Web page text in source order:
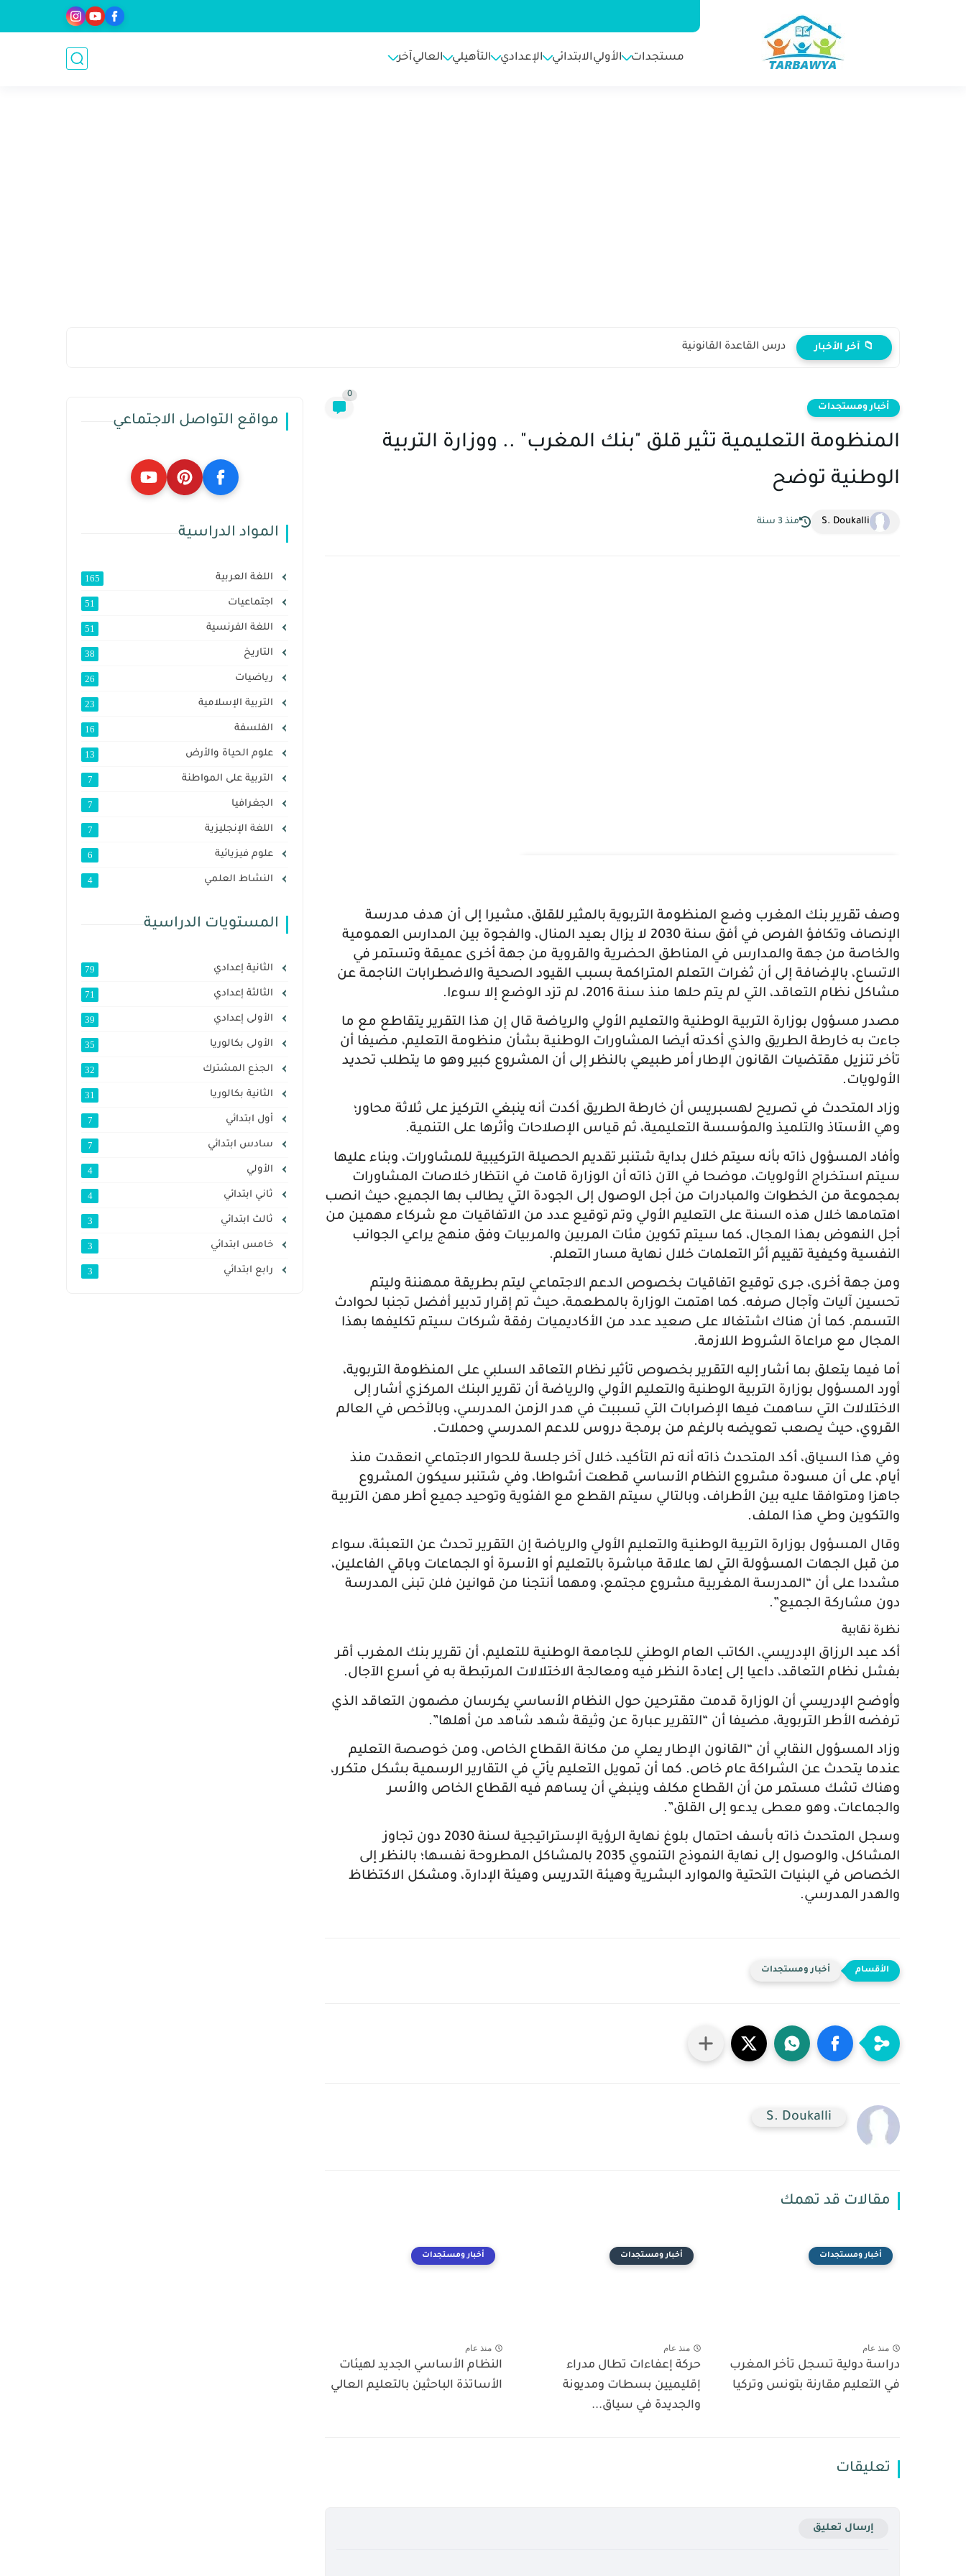
مستجدات الأوليالابتدائي الإعدادي التأهيلي العاليآخر
📁 آخر الأخبار درس القاعدة القانونية
أخبار ومستجدات
0
المنظومة التعليمية تثير قلق "بنك المغرب" .. ووزارة التربية
الوطنية توضح‬
S. Doukalli منذ 3 سنة
وصف تقرير بنك المغرب وضع المنظومة التربوية بالمثير للقلق، مشيرا إلى أن هدف مدرسة
الإنصاف وتكافؤ الفرص في أفق سنة 2030 لا يزال بعيد المنال، والفجوة بين المدارس العمومية
والخاصة من جهة والمدارس في المناطق الحضرية والقروية من جهة أخرى عميقة وتستمر في
الاتساع، بالإضافة إلى أن ثغرات التعلم المتراكمة بسبب القيود الصحية والاضطرابات الناجمة عن
مشاكل نظام التعاقد، التي لم يتم حلها منذ سنة 2016، لم تزد الوضع إلا سوءا.
مصدر مسؤول بوزارة التربية الوطنية والتعليم الأولي والرياضة قال إن هذا التقرير يتقاطع مع ما
جاءت به خارطة الطريق والذي أكدته أيضا المشاورات الوطنية بشأن منظومة التعليم، مضيفا أن
تأخر تنزيل مقتضيات القانون الإطار أمر طبيعي بالنظر إلى أن المشروع كبير وهو ما يتطلب تحديد
الأولويات.
وزاد المتحدث في تصريح لهسبريس أن خارطة الطريق أكدت أنه ينبغي التركيز على ثلاثة محاور؛
وهي الأستاذ والتلميذ والمؤسسة التعليمية، ثم قياس الإصلاحات وأثرها على التنمية.
وأفاد المسؤول ذاته بأنه سيتم خلال بداية شتنبر تقديم الحصيلة التركيبية للمشاورات، وبناء عليها
سيتم استخراج الأولويات، موضحا في الآن ذاته أن الوزارة قامت في انتظار خلاصات المشاورات
بمجموعة من الخطوات والمبادرات من أجل الوصول إلى الجودة التي يطالب بها الجميع، حيث انصب
اهتمامها خلال هذه السنة على التعليم الأولي وتم توقيع عدد من الاتفاقيات مع شركاء مهمين من
أجل النهوض بهذا المجال، كما سيتم تكوين مئات المربين والمربيات وفق منهج يراعي الجوانب
النفسية وكيفية تقييم أثر التعلمات خلال نهاية مسار التعلم.
ومن جهة أخرى، جرى توقيع اتفاقيات بخصوص الدعم الاجتماعي ليتم بطريقة ممهننة وليتم
تحسين آليات وآجال صرفه. كما اهتمت الوزارة بالمطعمة، حيث تم إقرار تدبير أفضل تجنبا لحوادث
التسمم. كما أن هناك اشتغالا على صعيد عدد من الأكاديميات رفقة شركات سيتم تكليفها بهذا
المجال مع مراعاة الشروط اللازمة.
أما فيما يتعلق بما أشار إليه التقرير بخصوص تأثير نظام التعاقد السلبي على المنظومة التربوية،
أورد المسؤول بوزارة التربية الوطنية والتعليم الأولي والرياضة أن تقرير البنك المركزي أشار إلى
الاختلالات التي ساهمت فيها الإضرابات التي تسببت في هدر الزمن المدرسي، وبالأخص في العالم
القروي، حيث يصعب تعويضه بالرغم من برمجة دروس للدعم المدرسي وحملات.
وفي هذا السياق، أكد المتحدث ذاته أنه تم التأكيد، خلال آخر جلسة للحوار الاجتماعي انعقدت منذ
أيام، على أن مسودة مشروع النظام الأساسي قطعت أشواطا، وفي شتنبر سيكون المشروع
جاهزا ومتوافقا عليه بين الأطراف، وبالتالي سيتم القطع مع الفئوية وتوحيد جميع أطر مهن التربية
والتكوين وطي هذا الملف.
وقال المسؤول بوزارة التربية الوطنية والتعليم الأولي والرياضة إن التقرير تحدث عن التعبئة، سواء
من قبل الجهات المسؤولة التي لها علاقة مباشرة بالتعليم أو الأسرة أو الجماعات وباقي الفاعلين،
مشددا على أن “المدرسة المغربية مشروع مجتمع، ومهما أنتجنا من قوانين فلن تبنى المدرسة
دون مشاركة الجميع”.
نظرة نقابية
أكد عبد الرزاق الإدريسي، الكاتب العام الوطني للجامعة الوطنية للتعليم، أن تقرير بنك المغرب أقر
بفشل نظام التعاقد، داعيا إلى إعادة النظر فيه ومعالجة الاختلالات المرتبطة به في أسرع الآجال.
وأوضح الإدريسي أن الوزارة قدمت مقترحين حول النظام الأساسي يكرسان مضمون التعاقد الذي
ترفضه الأطر التربوية، مضيفا أن “التقرير عبارة عن وثيقة شهد شاهد من أهلها”.
وزاد المسؤول النقابي أن “القانون الإطار يعلي من مكانة القطاع الخاص، ومن خوصصة التعليم
عندما يتحدث عن الشراكة عام خاص. كما أن تمويل التعليم يأتي في التقارير الرسمية بشكل متكرر،
وهناك تشك مستمر من أن القطاع مكلف وينبغي أن يساهم فيه القطاع الخاص والأسر
والجماعات، وهو معطى يدعو إلى القلق”.
وسجل المتحدث ذاته بأسف احتمال بلوغ نهاية الرؤية الإستراتيجية لسنة 2030 دون تجاوز
المشاكل، والوصول إلى نهاية النموذج التنموي 2035 بالمشاكل المطروحة نفسها؛ بالنظر إلى
الخصاص في البنيات التحتية والموارد البشرية وهيئة التدريس وهيئة الإدارة، ومشكل الاكتظاظ
والهدر المدرسي.
أخبار ومستجدات
S. Doukalli
مقالات قد تهمك
أخبار ومستجدات
منذ عام
دراسة دولية تسجل تأخر المغرب
في التعليم مقارنة بتونس وتركيا
أخبار ومستجدات
منذ عام
حركة إعفاءات تطال مدراء
إقليميين بسطات ومديونة
والجديدة في سياق...
أخبار ومستجدات
منذ عام
النظام الأساسي الجديد لهيئات
الأساتذة الباحثين بالتعليم العالي
تعليقات
إرسال تعليق
مواقع التواصل الاجتماعي
المواد الدراسية
اللغة العربية 165
اجتماعيات 51
اللغة الفرنسية 51
التاريخ 38
رياضيات 26
التربية الإسلامية 23
الفلسفة 16
علوم الحياة والأرض 13
التربية على المواطنة 7
الجغرافيا 7
اللغة الإنجليزية 7
علوم فيزيائية 6
النشاط العلمي 4
المستويات الدراسية
الثانية إعدادي 79
الثالثة إعدادي 71
الأولى إعدادي 39
الأولى بكالوريا 35
الجذع المشترك 32
الثانية بكالوريا 31
أول ابتدائي 7
سادس ابتدائي 7
الأولي 4
ثاني ابتدائي 4
ثالث ابتدائي 3
خامس ابتدائي 3
رابع ابتدائي 3